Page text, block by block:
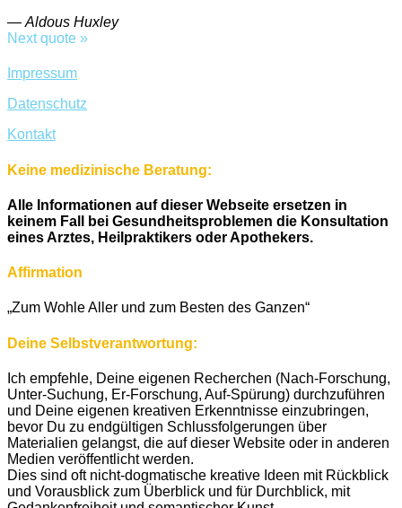
— Aldous Huxley
Next quote »
Impressum
Datenschutz
Kontakt
Keine medizinische Beratung:
Alle Informationen auf dieser Webseite ersetzen in
keinem Fall bei Gesundheitsproblemen die Konsultation
eines Arztes, Heilpraktikers oder Apothekers.
Affirmation
„Zum Wohle Aller und zum Besten des Ganzen“
Deine Selbstverantwortung:
Ich empfehle, Deine eigenen Recherchen (Nach-Forschung,
Unter-Suchung, Er-Forschung, Auf-Spürung) durchzuführen
und Deine eigenen kreativen Erkenntnisse einzubringen,
bevor Du zu endgültigen Schlussfolgerungen über
Materialien gelangst, die auf dieser Website oder in anderen
Medien veröffentlicht werden.
Dies sind oft nicht-dogmatische kreative Ideen mit Rückblick
und Vorausblick zum Überblick und für Durchblick, mit